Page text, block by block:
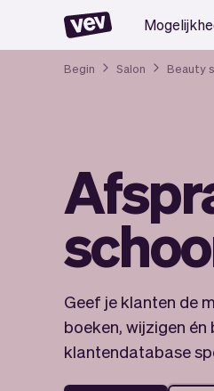
Begin Salon Beauty
Geef je klanten de
boeken, wijzigen
klantendatabase